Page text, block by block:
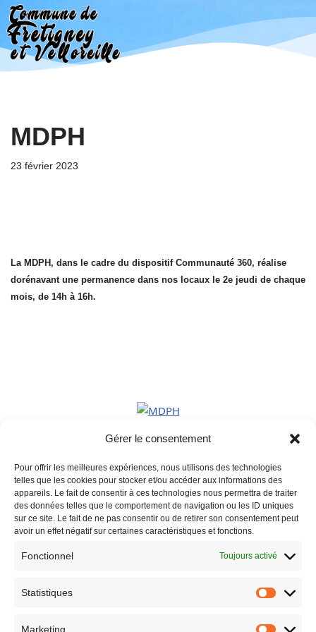
Gérer le consentement
Pour offrir les meilleures expériences, nous utilisons des technologies
telles que les cookies pour stocker et/ou accéder aux informations des
appareils. Le fait de consentir à ces technologies nous permettra de traiter
des données telles que le comportement de navigation ou les ID uniques
sur ce site. Le fait de ne pas consentir ou de retirer son consentement peut
avoir un effet négatif sur certaines caractéristiques et fonctions.
Fonctionnel Toujours activé
Statistiques
Marketing
Aller
au
contenu
MDPH
23 février 2023
La MDPH, dans le cadre du dispositif Communauté 360, réalise
dorénavant une permanence dans nos locaux le 2e jeudi de chaque
mois, de 14h à 16h.